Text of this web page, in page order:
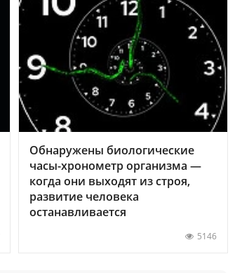
Обнаружены биологические
часы-хронометр организма —
когда они выходят из строя,
развитие человека
останавливается
5146